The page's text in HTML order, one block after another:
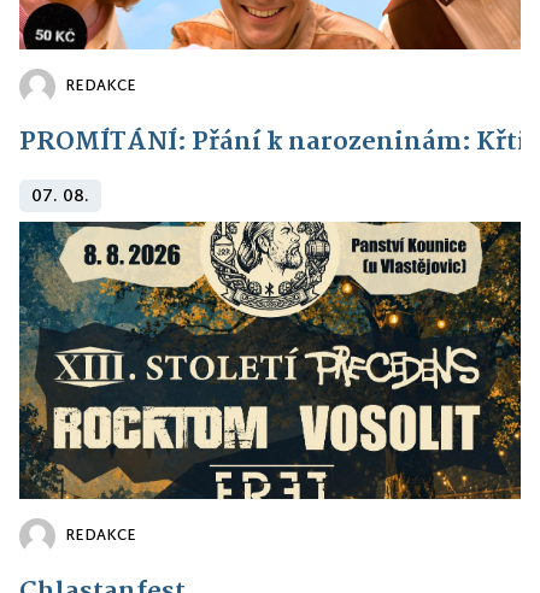
REDAKCE
PROMÍTÁNÍ: Přání k narozeninám:
07. 08.
REDAKCE